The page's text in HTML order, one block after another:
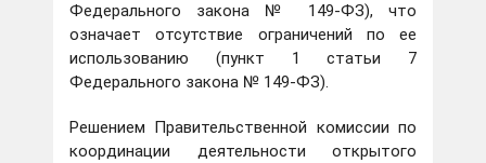
Федерального закона № 149-ФЗ), что
означает отсутствие ограничений по ее
использованию (пункт 1 статьи 7
Федерального закона № 149-ФЗ).
Решением Правительственной комиссии по
координации деятельности открытого